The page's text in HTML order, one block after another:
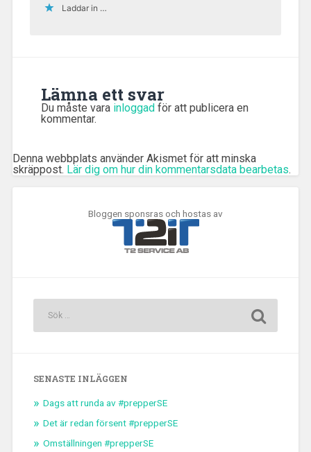
Laddar in …
Lämna ett svar
Du måste vara inloggad för att publicera en
kommentar.
Denna webbplats använder Akismet för att minska
skräppost. Lär dig om hur din kommentarsdata bearbetas.
Bloggen sponsras och hostas av
SENASTE INLÄGGEN
Dags att runda av #prepperSE
Det är redan försent #prepperSE
Omställningen #prepperSE